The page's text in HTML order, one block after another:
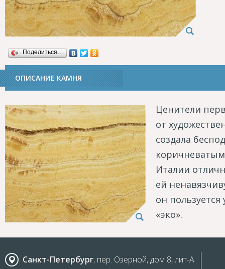
Поделиться…
ОПИСАНИЕ КАМНЯ
Ценители
от
создала
Италии
ей
он
«эко».
Санкт-Петербург, пер. Озерной, дом 8, лит-А